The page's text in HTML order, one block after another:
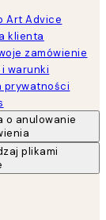
Art Advice
klienta
zamówienie
warunki
prywatności
o anulowanie
plikami